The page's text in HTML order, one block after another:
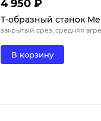
4 950 ₽
Т-образный станок
закрытый срез, средняя
В корзину